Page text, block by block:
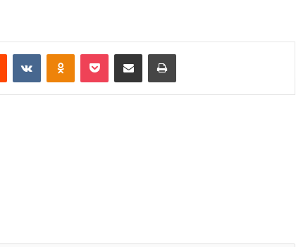
Reddit VKontakteOdnoklassniki
Pocket E-Posta ile paylaş Yazdır